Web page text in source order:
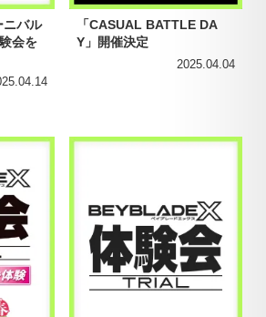
ニバル
会を
「CASUAL BATTLE DA
Y」開催決定
2025.04.04